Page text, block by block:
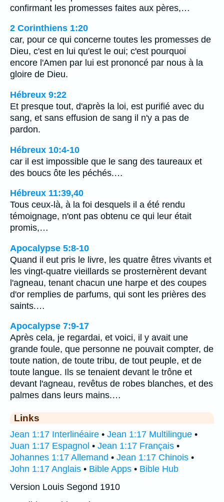
confirmant les promesses faites aux pères,…
2 Corinthiens 1:20
car, pour ce qui concerne toutes les promesses de
Dieu, c'est en lui qu'est le oui; c'est pourquoi
encore l'Amen par lui est prononcé par nous à la
gloire de Dieu.
Hébreux 9:22
Et presque tout, d'après la loi, est purifié avec du
sang, et sans effusion de sang il n'y a pas de
pardon.
Hébreux 10:4-10
car il est impossible que le sang des taureaux et
des boucs ôte les péchés.…
Hébreux 11:39,40
Tous ceux-là, à la foi desquels il a été rendu
témoignage, n'ont pas obtenu ce qui leur était
promis,…
Apocalypse 5:8-10
Quand il eut pris le livre, les quatre êtres vivants et
les vingt-quatre vieillards se prosternèrent devant
l'agneau, tenant chacun une harpe et des coupes
d'or remplies de parfums, qui sont les prières des
saints.…
Apocalypse 7:9-17
Après cela, je regardai, et voici, il y avait une
grande foule, que personne ne pouvait compter, de
toute nation, de toute tribu, de tout peuple, et de
toute langue. Ils se tenaient devant le trône et
devant l'agneau, revêtus de robes blanches, et des
palmes dans leurs mains.…
Links
Jean 1:17 Interlinéaire • Jean 1:17 Multilingue •
Juan 1:17 Espagnol • Jean 1:17 Français •
Johannes 1:17 Allemand • Jean 1:17 Chinois •
John 1:17 Anglais • Bible Apps • Bible Hub
Version Louis Segond 1910